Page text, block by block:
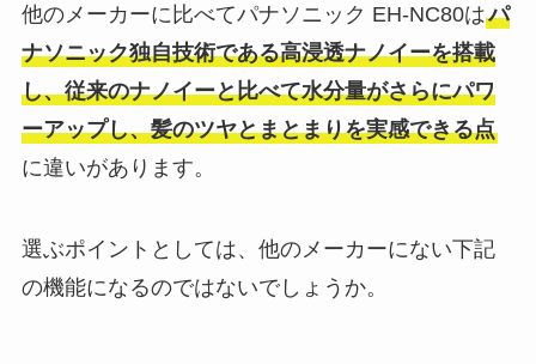
他のメーカーに比べてパナソニック EH-NC80はパ
ナソニック独自技術である高浸透ナノイーを搭載
し、従来のナノイーと比べて水分量がさらにパワ
ーアップし、髪のツヤとまとまりを実感できる点
に違いがあります。
選ぶポイントとしては、他のメーカーにない下記
の機能になるのではないでしょうか。